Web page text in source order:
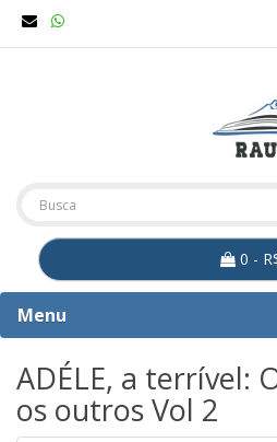
0 -
Menu
ADÉLE, a terrível:
os outros Vol 2